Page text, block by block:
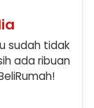
sudah tidak
ada ribuan